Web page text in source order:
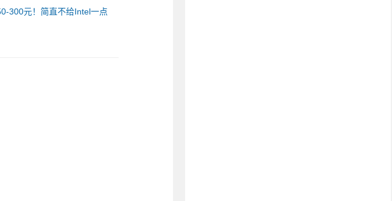
300元！简直不给Intel一点